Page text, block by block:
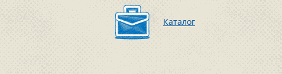
Каталог